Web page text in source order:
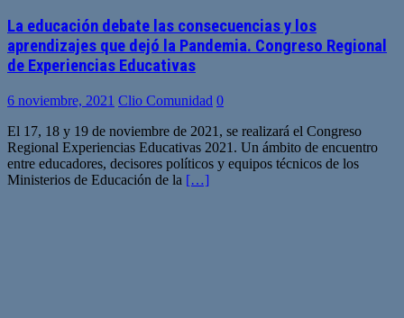
La educación debate las consecuencias y los
aprendizajes que dejó la Pandemia. Congreso Regional
de Experiencias Educativas
6 noviembre, 2021 Clio Comunidad 0
El 17, 18 y 19 de noviembre de 2021, se realizará el Congreso
Regional Experiencias Educativas 2021. Un ámbito de encuentro
entre educadores, decisores políticos y equipos técnicos de los
Ministerios de Educación de la […]